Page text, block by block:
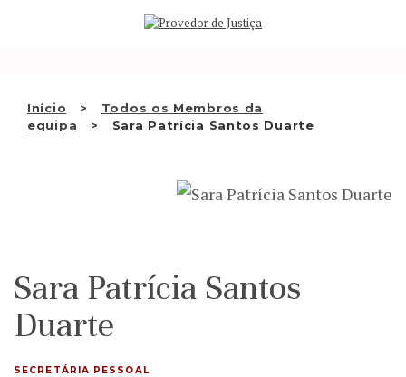
Início
Todos os Membros da
equipa
Sara Patrícia Santos Duarte
QUEM SOMOS
RECOMENDAÇÕES E OUTRAS
DECISÕES
Sara Patrícia Santos
Duarte
SECRETÁRIA PESSOAL